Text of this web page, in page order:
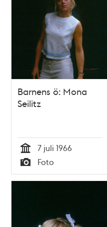
Barnens ö: Mona
Seilitz
Tid
7 juli 1966
Typ
Foto